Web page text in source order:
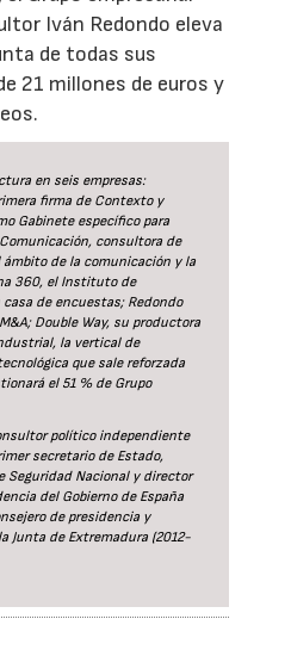
Iván Redondo eleva
de todas sus
21 millones de euros y
en seis empresas:
firma de Contexto y
Gabinete específico para
consultora de
de la comunicación y la
360, el Instituto de
de encuestas; Redondo
Double Way, su productora
la vertical de
que sale reforzada
el 51 % de Grupo
político independiente
secretario de Estado,
Seguridad Nacional y director
del Gobierno de España
de presidencia y
Junta de Extremadura (2012-